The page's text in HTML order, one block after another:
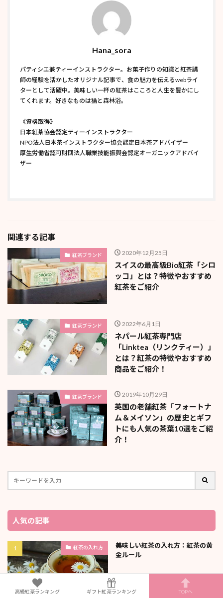
Hana_sora
パティシエ兼ティーインストラクター。お菓子作りの知識と紅茶講
師の経験を活かしたオリジナル記事で、食の魅力を伝えるwebライ
ターとして活躍中。美味しい一杯の紅茶はこころと人生を豊かにし
てくれます。好きなものは猫と森林浴。
《資格取得》
日本紅茶協会認定ティーインストラクター
NPO法人日本茶インストラクター協会認定日本茶アドバイザー
厚生労働省認可財団法人職業技能振興会認定オーガニックアドバイ
ザー
関連する記事
紅茶ブランド 2020年12月25日
スイスの最高級Bio紅茶「シロ
ッコ」とは？特徴やおすすめ
紅茶をご紹介
紅茶ブランド 2022年6月1日
ネパール紅茶専門店
「Linktea（リンクティー）」
とは？紅茶の特徴やおすすめ
商品をご紹介！
紅茶ブランド 2019年10月29日
英国の老舗紅茶「フォートナ
ム＆メイソン」の歴史とギフ
トにも人気の茶葉10選をご紹
介！
人気の記事
紅茶の入れ方
美味しい紅茶の入れ方：紅茶の黄
金ルール
高級紅茶ランキング ギフト紅茶ランキング TOPへ